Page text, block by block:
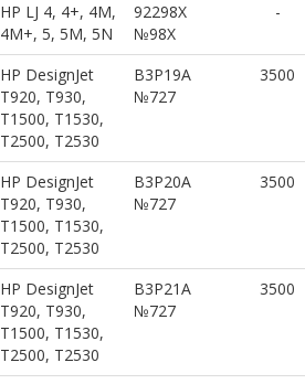
HP LJ 4, 4+, 4M,
4M+, 5, 5M, 5N
92298X
№98X
-
HP DesignJet
T920, T930,
T1500, T1530,
T2500, T2530
B3P19A
№727
3500
HP DesignJet
T920, T930,
T1500, T1530,
T2500, T2530
B3P20A
№727
3500
HP DesignJet
T920, T930,
T1500, T1530,
T2500, T2530
B3P21A
№727
3500